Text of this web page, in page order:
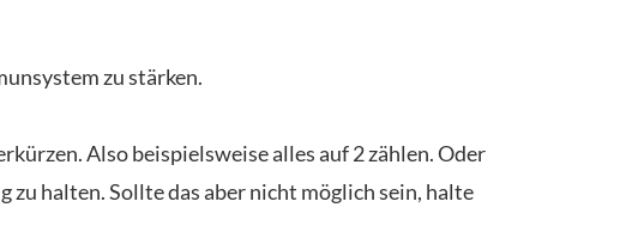
zu stärken.
Also beispielsweise alles auf 2 zählen. Oder
zu halten. Sollte das aber nicht möglich sein, halte